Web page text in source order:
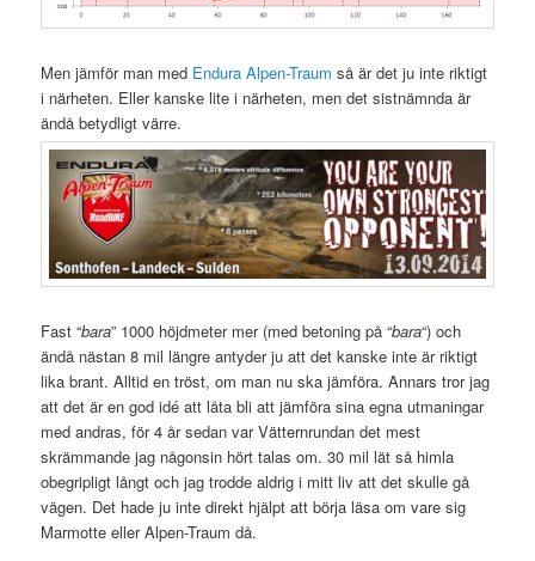
Men jämför man med Endura Alpen-Traumså är det ju inte riktigt
i närheten. Eller kanske lite i närheten, men det sistnämnda är
ändå betydligt värre.
Fast “bara” 1000 höjdmeter mer (med betoning på “bara“) och
ändå nästan 8 mil längre antyder ju att det kanske inte är riktigt
lika brant. Alltid en tröst, om man nu ska jämföra. Annars tror jag
att det är en god idé att låta bli att jämföra sina egna utmaningar
med andras, för 4 år sedan var Vätternrundan det mest
skrämmande jag någonsin hört talas om. 30 mil lät så himla
obegripligt långt och jag trodde aldrig i mitt liv att det skulle gå
vägen. Det hade ju inte direkt hjälpt att börja läsa om vare sig
Marmotte eller Alpen-Traum då.